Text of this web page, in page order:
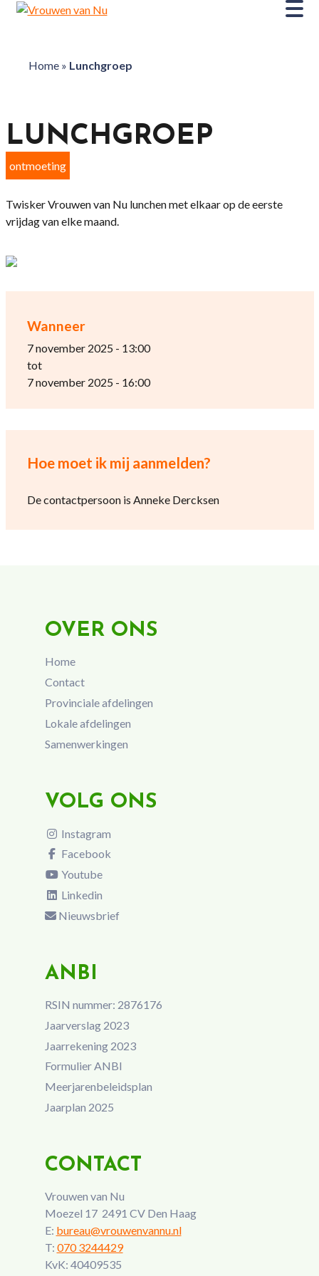
Home» Lunchgroep
Wanneer
7 november 2025 - 13:00
tot
7 november 2025 - 16:00
Hoe moet ik mij aanmelden?
De contactpersoon is Anneke Dercksen
LUNCHGROEP
ontmoeting
Twisker Vrouwen van Nu lunchen met elkaar op de eerste
vrijdag van elke maand.
OVER ONS
Home
Contact
Provinciale afdelingen
Lokale afdelingen
Samenwerkingen
VOLG ONS
Instagram
Facebook
Youtube
Linkedin
Nieuwsbrief
ANBI
RSIN nummer: 2876176
Jaarverslag 2023
Jaarrekening 2023
Formulier ANBI
Meerjarenbeleidsplan
Jaarplan 2025
CONTACT
Vrouwen van Nu
Moezel 17 2491 CV Den Haag
E: bureau@vrouwenvannu.nl
T: 070 3244429
KvK: 40409535